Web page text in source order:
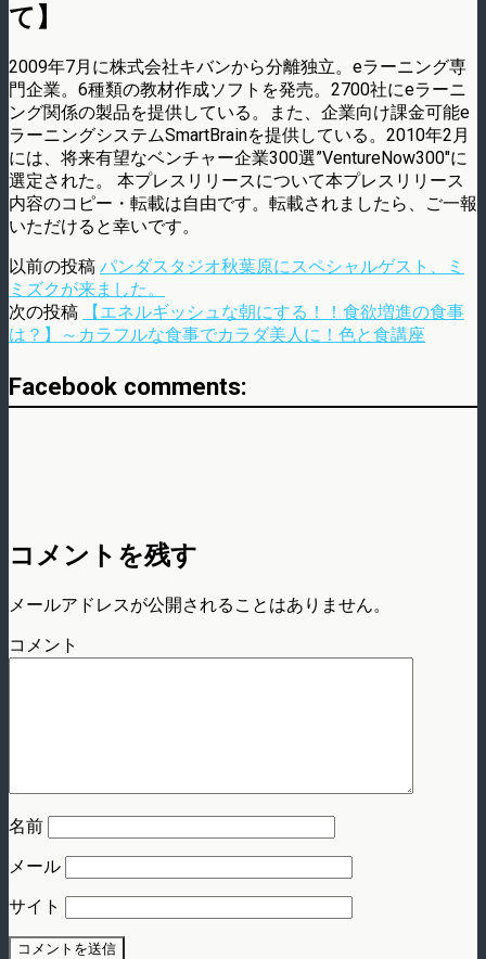
て】
2009年7月に株式会社キバンから分離独立。eラーニング専
門企業。6種類の教材作成ソフトを発売。2700社にeラーニ
ング関係の製品を提供している。また、企業向け課金可能e
ラーニングシステムSmartBrainを提供している。2010年2月
には、将来有望なベンチャー企業300選”VentureNow300″に
選定された。 本プレスリリースについて本プレスリリース
内容のコピー・転載は自由です。転載されましたら、ご一報
いただけると幸いです。
以前の投稿 パンダスタジオ秋葉原にスペシャルゲスト、ミ
ミズクが来ました。
次の投稿
【エネルギッシュな朝にする！！食欲増進の食事
は？】～カラフルな食事でカラダ美人に！色と食講座
Facebook comments:
コメントを残す
メールアドレスが公開されることはありません。
コメント
名前
メール
サイト